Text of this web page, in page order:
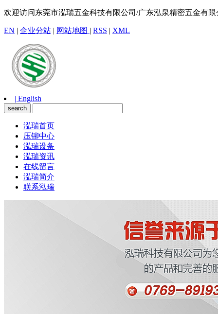
欢迎访问东莞市泓瑞五金科技有限公司/广东泓泉精密五金有
EN | 企业分站 | 网站地图 | RSS | XML
| English
泓瑞首页
压铆中心
泓瑞设备
泓瑞资讯
在线留言
泓瑞简介
联系泓瑞